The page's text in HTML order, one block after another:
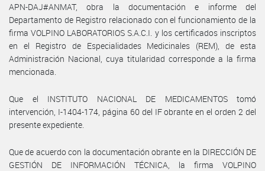
APN-DAJ#ANMAT, obra la documentación e informe del
Departamento de Registro relacionado con el funcionamiento de la
firma VOLPINO LABORATORIOS S.A.C.I. y los certificados inscriptos
en el Registro de Especialidades Medicinales (REM), de esta
Administración Nacional, cuya titularidad corresponde a la firma
mencionada.
Que el INSTITUTO NACIONAL DE MEDICAMENTOS tomó
intervención, I-1404-174, página 60 del IF obrante en el orden 2 del
presente expediente.
Que de acuerdo con la documentación obrante en la DIRECCIÓN DE
GESTIÓN DE INFORMACIÓN TÉCNICA, la firma VOLPINO